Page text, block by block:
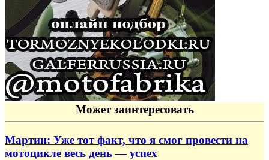
Может заинтересовать
Мартин: Уже тот факт, что я смог провести на
мотоцикле весь день — успех